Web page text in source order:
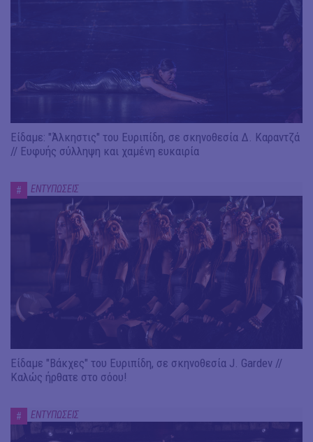
Είδαμε: "Άλκηστις" του Ευριπίδη, σε σκηνοθεσία Δ. Καραντζά
// Ευφυής σύλληψη και χαμένη ευκαιρία
# ΕΝΤΥΠΩΣΕΙΣ
Είδαμε "Βάκχες" του Ευριπίδη, σε σκηνοθεσία J. Gardev //
Καλώς ήρθατε στο σόου!
# ΕΝΤΥΠΩΣΕΙΣ